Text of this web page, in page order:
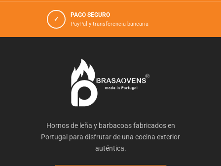
✓
PAGO SEGURO
PayPal y transferencia bancaria
Hornos de leña y barbacoas fabricados en
Portugal para disfrutar de una cocina exterior
auténtica.